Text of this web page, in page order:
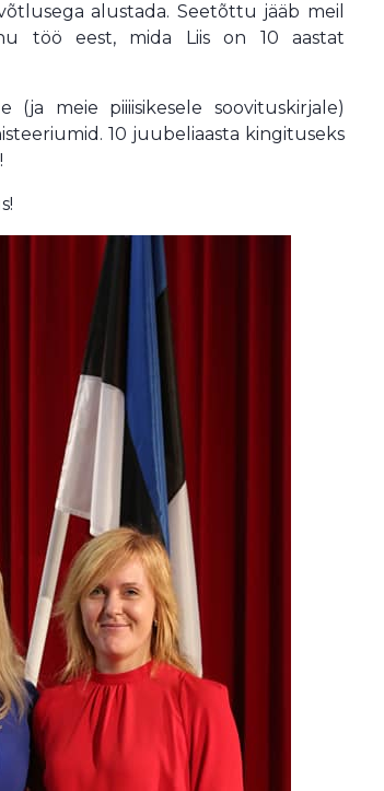
alustada. Seetõttu jääb meil
töö eest, mida Liis on 10 aastat
meie piiiisikesele soovituskirjale)
10 juubeliaasta kingituseks